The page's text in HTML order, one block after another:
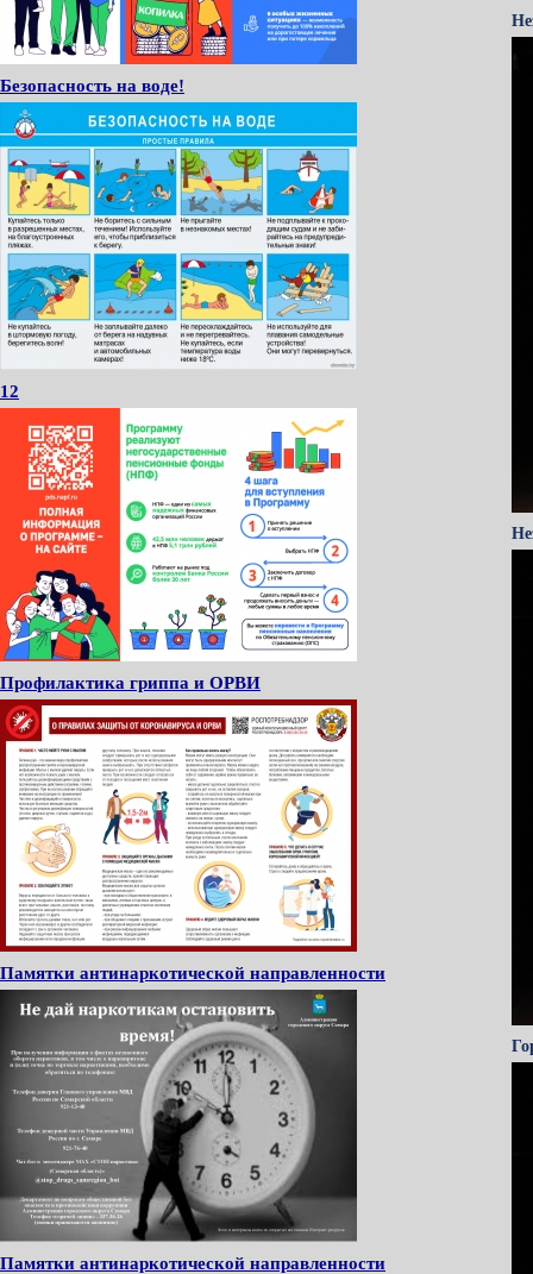
Безопасность на воде!
12
Профилактика гриппа и ОРВИ
Памятки антинаркотической направленности
Памятки антинаркотической направленности